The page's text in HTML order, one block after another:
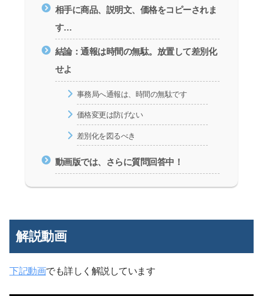
相手に商品、説明文、価格をコピーされま
す…
結論：通報は時間の無駄。放置して差別化
せよ
事務局へ通報は、時間の無駄です
価格変更は防げない
差別化を図るべき
動画版では、さらに質問回答中！
解説動画
下記動画でも詳しく解説しています